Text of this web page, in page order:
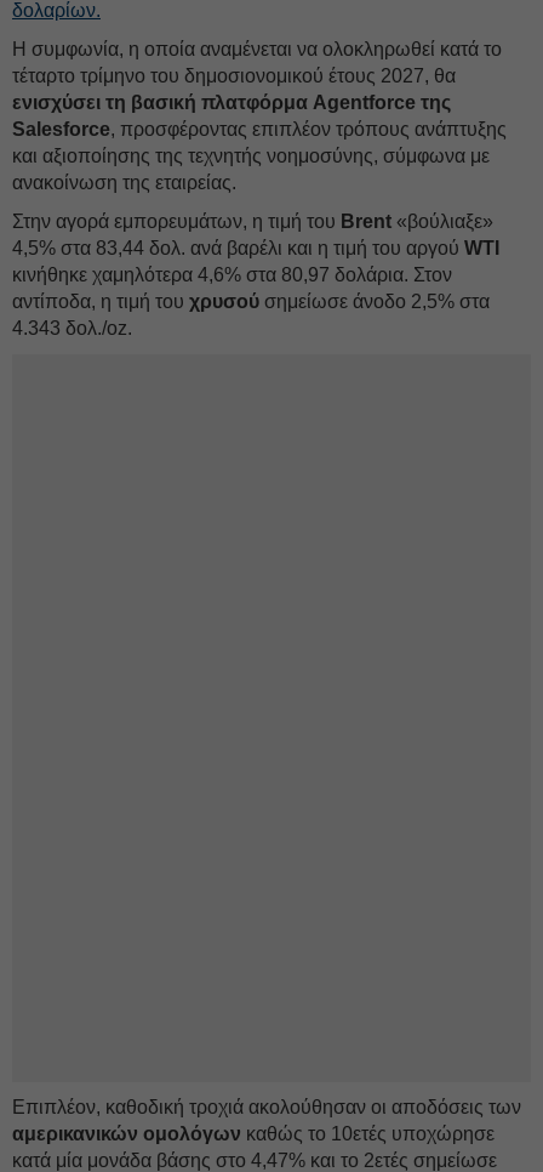
δολαρίων.
Η συμφωνία, η οποία αναμένεται να ολοκληρωθεί κατά το
τέταρτο τρίμηνο του δημοσιονομικού έτους 2027, θα
ενισχύσει τη βασική πλατφόρμα Agentforce της
Salesforce, προσφέροντας επιπλέον τρόπους ανάπτυξης
και αξιοποίησης της τεχνητής νοημοσύνης, σύμφωνα με
ανακοίνωση της εταιρείας.
Στην αγορά εμπορευμάτων, η τιμή του Brent «βούλιαξε»
4,5% στα 83,44 δολ. ανά βαρέλι και η τιμή του αργού WTI
κινήθηκε χαμηλότερα 4,6% στα 80,97 δολάρια. Στον
αντίποδα, η τιμή του χρυσού σημείωσε άνοδο 2,5% στα
4.343 δολ./oz.
Επιπλέον, καθοδική τροχιά ακολούθησαν οι αποδόσεις των
αμερικανικών ομολόγων καθώς το 10ετές υποχώρησε
κατά μία μονάδα βάσης στο 4,47% και το 2ετές σημείωσε